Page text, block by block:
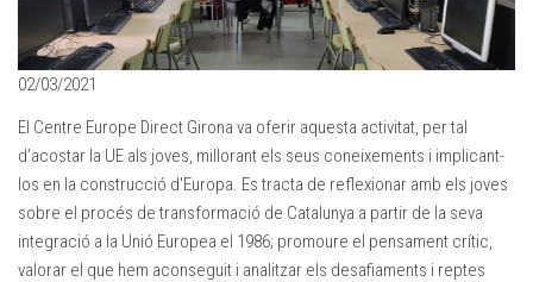
02/03/2021
El Centre Europe Direct Girona va oferir aquesta activitat, per tal
d’acostar la UE als joves, millorant els seus coneixements i implicant-
los en la construcció d'Europa. Es tracta de reflexionar amb els joves
sobre el procés de transformació de Catalunya a partir de la seva
integració a la Unió Europea el 1986; promoure el pensament crític,
valorar el que hem aconseguit i analitzar els desafiaments i reptes